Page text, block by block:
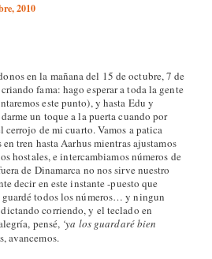
2010
en la mañana del 15 de octubre, 7 de
fama: hago esperar a toda la gente
este punto), y hasta Edu y
un toque a la puerta cuando por
cerrojo de mi cuarto. Vamos a patica
tren hasta Aarhus mientras ajustamos
hostales, e intercambiamos números de
de Dinamarca no nos sirve nuestro
decir en este instante -puesto que
guardé todos los números… y ningun
corriendo, y el teclado en
pensé, ‘ya los guardaré bien
avancemos.